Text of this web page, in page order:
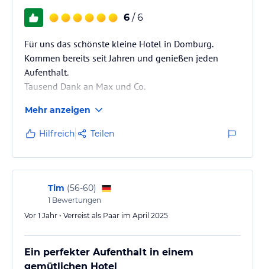
6 / 6
Für uns das schönste kleine Hotel in Domburg.
Kommen bereits seit Jahren und genießen jeden
Aufenthalt.
Tausend Dank an Max und Co.
Mehr anzeigen
Hilfreich Teilen
Tim (56-60)
1 Bewertungen
Vor 1 Jahr • Verreist als Paar im April 2025
Ein perfekter Aufenthalt in einem
gemütlichen Hotel